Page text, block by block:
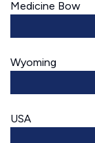
Medicine Bow
Wyoming
USA